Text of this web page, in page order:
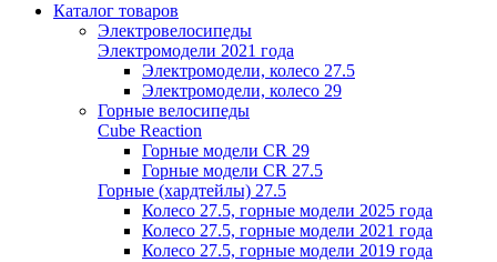
Каталог товаров
Электровелосипеды
Электромодели 2021 года
Электромодели, колесо 27.5
Электромодели, колесо 29
Горные велосипеды
Cube Reaction
Горные модели CR 29
Горные модели CR 27.5
Горные (хардтейлы) 27.5
Колесо 27.5, горные модели 2025 года
Колесо 27.5, горные модели 2021 года
Колесо 27.5, горные модели 2019 года